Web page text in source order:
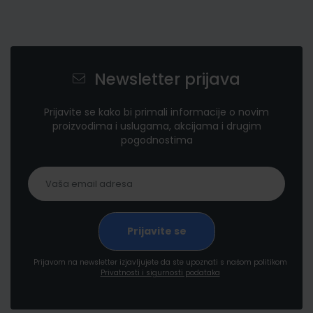
Newsletter prijava
Prijavite se kako bi primali informacije o novim
proizvodima i uslugama, akcijama i drugim
pogodnostima
Prijavom na newsletter izjavljujete da ste upoznati s našom politikom
Privatnosti i sigurnosti podataka